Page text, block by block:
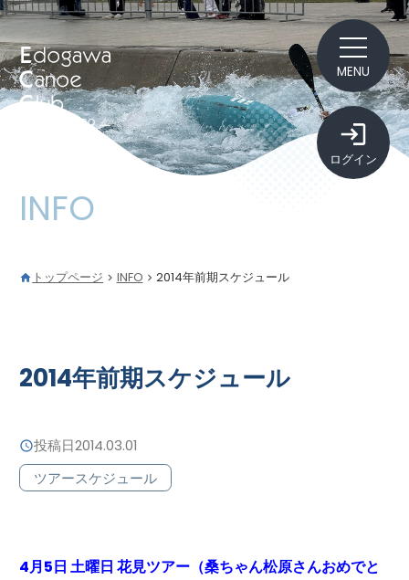
MENU
ログイン
INFO
トップページ INFO 2014年前期スケジュール
2014年前期スケジュール
投稿日2014.03.01
ツアースケジュール
4月5日 土曜日 花見ツアー（桑ちゃん松原さんおめでと